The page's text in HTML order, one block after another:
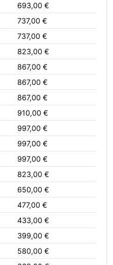
693,00 €
737,00 €
737,00 €
823,00 €
867,00 €
867,00 €
867,00 €
910,00 €
997,00 €
997,00 €
997,00 €
823,00 €
650,00 €
477,00 €
433,00 €
399,00 €
580,00 €